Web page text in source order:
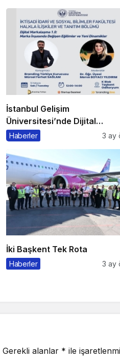
İstanbul Gelişim
Üniversitesi’nde Dijital
Markalaşma 1.0 Etkinliği
Haberler 3 ay
İki Başkent Tek Rota
Haberler 3 ay
Gerekli alanlar * ile